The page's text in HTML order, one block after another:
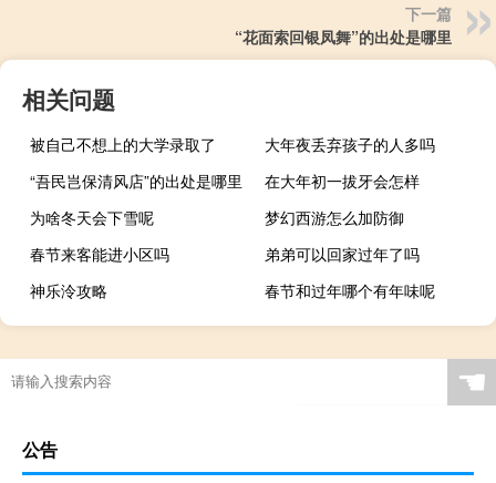
下一篇
“花面索回银凤舞”的出处是哪里
相关问题
被自己不想上的大学录取了
大年夜丢弃孩子的人多吗
“吾民岂保清风店”的出处是哪里
在大年初一拔牙会怎样
为啥冬天会下雪呢
梦幻西游怎么加防御
春节来客能进小区吗
弟弟可以回家过年了吗
神乐泠攻略
春节和过年哪个有年味呢
☚
公告